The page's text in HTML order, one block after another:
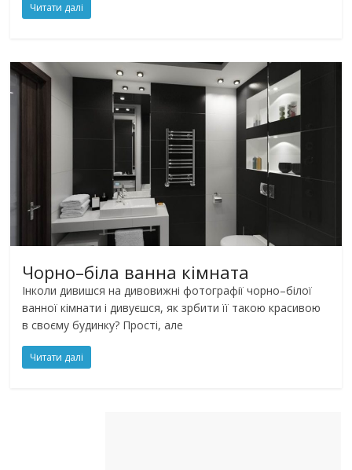
Читати далі
Чорно–біла ванна кімната
Інколи дивишся на дивовижні фотографії чорно–білої
ванної кімнати і дивуєшся, як зрбити її такою красивою
в своєму будинку? Прості, але
Читати далі